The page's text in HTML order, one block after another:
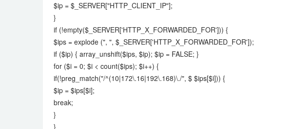
$ip = $_SERVER["HTTP_CLIENT_IP"];
}
if (!empty($_SERVER['HTTP_X_FORWARDED_FOR'])) {
$ips = explode (", ", $_SERVER['HTTP_X_FORWARDED_FOR']);
if ($ip) { array_unshift($ips, $ip); $ip = FALSE; }
for ($i = 0; $i < count($ips); $i++) {
if(!preg_match("/^(10|172\.16|192\.168)\./", $ $ips[$i])) {
$ip = $ips[$i];
break;
}
}